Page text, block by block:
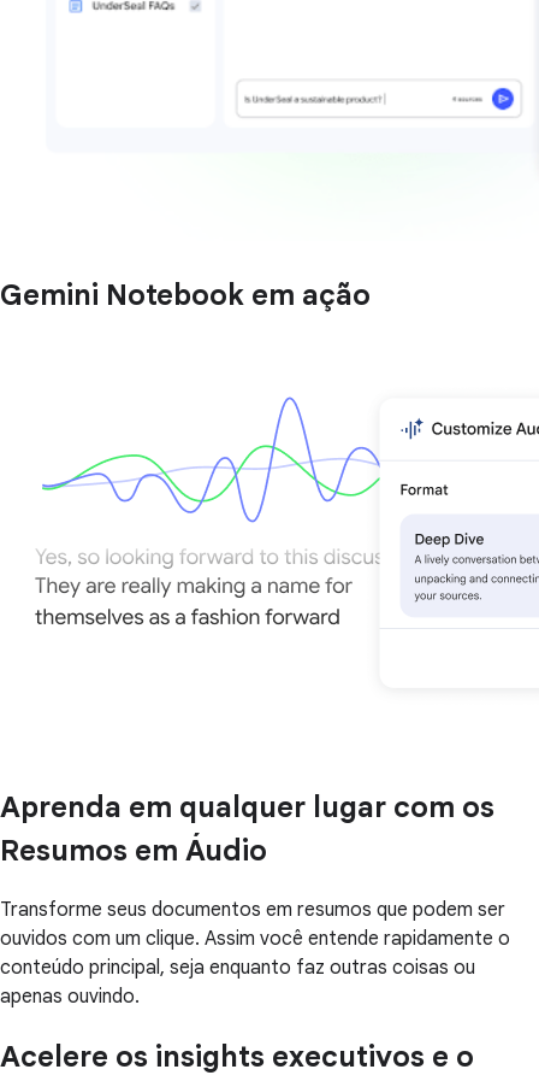
Gemini Notebook em ação
Aprenda em qualquer lugar com os
Resumos em Áudio
Transforme seus documentos em resumos que podem ser
ouvidos com um clique. Assim você entende rapidamente o
conteúdo principal, seja enquanto faz outras coisas ou
apenas ouvindo.
Acelere os insights executivos e o